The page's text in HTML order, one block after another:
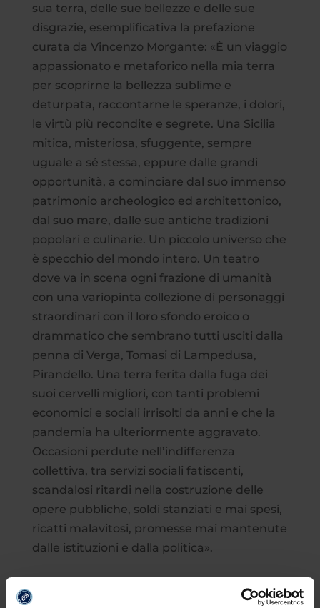
sua terra, delle sue bellezze e delle sue
disgrazie, esemplificativa la prefazione
curata da Vincenzo Morgante: «È un viaggio
appassionato e metaforico nella mia terra
per scoprirne la bellezza sublime e
deturpata, raccontarne le speranze, i dolori,
le virtù più recondite e segrete. Una Sicilia
mitica, misteriosa, sfuggente, sempre
uguale a sé stessa, eppure dalle grandi
opportunità, a cominciare dal suo immenso
patrimonio archeologico ed architettonico,
dal suo mare, dalle sue antiche tradizioni
popolari e culinarie. Un piccolo universo che
è specchio del mondo intero. Un teatro
dove va in scena ogni frazione di umanità
con una variopinta collezione di personaggi
straordinari con il loro sfondo eroico o
drammatico che sembrano tutti usciti dalla
penna di Verga, Tomasi di Lampedusa,
Pirandello. Una terra ferita dalla fuga dei
suoi cervelli migliori, con tanti problemi
economici e sociali irrisolti da anni e che la
pandemia ha ulteriormente aggravato.
Occasioni perdute nell’indifferenza
collettiva, tra servizi sociali fatiscenti,
scandalosi ritardi nella costruzione delle
opere pubbliche, soldi stanziati e mai spesi,
ricatti malavitosi, promesse mai mantenute
dalle istituzioni e dalla politica».